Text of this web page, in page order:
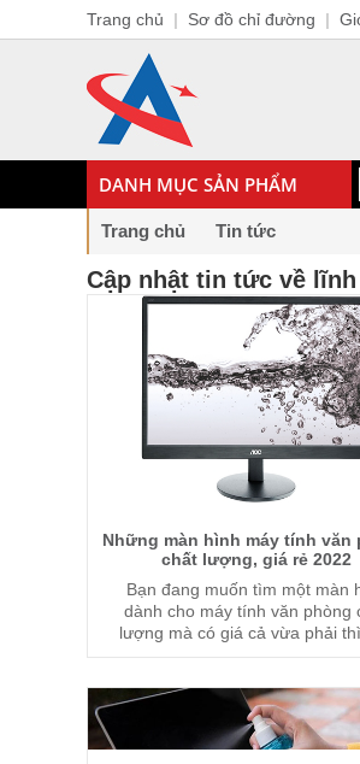
DANH MỤC SẢN PHẨM
Trang chủ Tin tức
Cập nhật tin tức về
Những màn hình máy tính văn
chất lượng, giá rẻ 2022
Bạn đang muốn tìm một màn
dành cho máy tính văn phòng
lượng mà có giá cả vừa phải
theo dõi bài viết dưới đây của
Trang chủ | Sơ đồ chỉ đường |